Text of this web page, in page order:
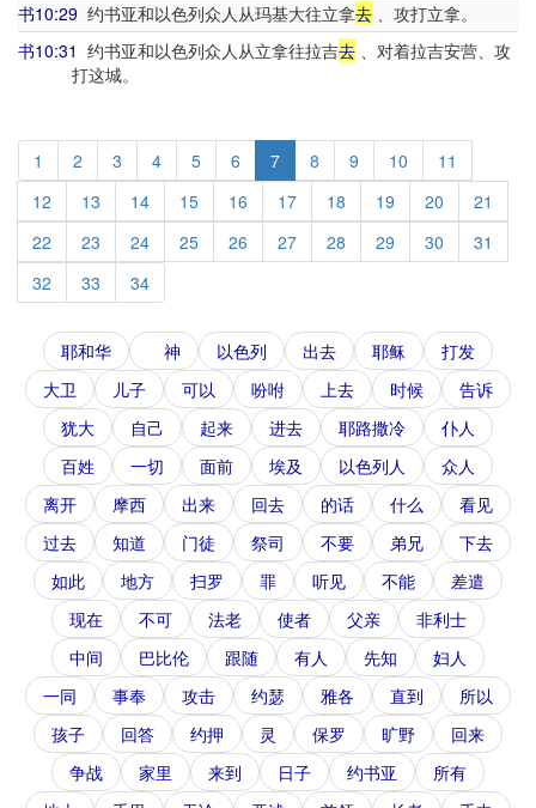
书10:29 约书亚和以色列众人从玛基大往立拿去 、攻打立拿。
书10:31 约书亚和以色列众人从立拿往拉吉去 、对着拉吉安营、攻
打这城。
1 2 3 4 5 6 7 8 9 10
11
12
13 14 15 16 17 18 19 20
21
22
23 24 25 26 27 28 29 30
31
32
33 34
耶和华 神 以色列 出去 耶稣
打发
大卫
儿子 可以 吩咐 上去 时候
告诉
犹大
自己 起来 进去 耶路撒冷
仆人
百姓
一切 面前 埃及 以色列人
众人
离开
摩西 出来 回去 的话 什么
看见
过去
知道 门徒 祭司 不要 弟兄
下去
如此
地方 扫罗 罪 听见 不能
差遣
现在
不可 法老 使者 父亲
非利士
中间
巴比伦 跟随 有人 先知
妇人
一同
事奉 攻击 约瑟 雅各 直到
所以
孩子
回答 约押 灵 保罗 旷野
回来
争战
家里 来到 日子 约书亚
所有